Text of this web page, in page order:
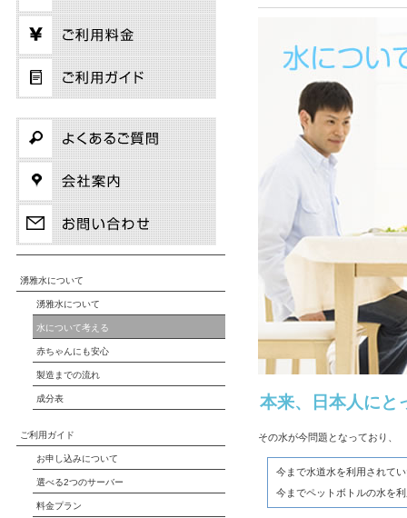
本来、日本人に
その水が今問題となっており、
今まで水道水を利用されて
今までペットボトルの水を
湧雅水について
湧雅水について
水について考える
赤ちゃんにも安心
製造までの流れ
成分表
ご利用ガイド
お申し込みについて
選べる2つのサーバー
料金プラン